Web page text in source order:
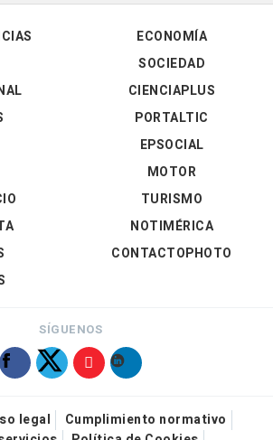
ECONOMÍA
SOCIEDAD
CIENCIAPLUS
PORTALTIC
EPSOCIAL
MOTOR
TURISMO
NOTIMÉRICA
CONTACTOPHOTO
SÍGUENOS
legal
Cumplimiento normativo